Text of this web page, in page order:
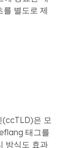
를 별도로 제
(ccTLD)은 모
태그를
방식도 효과